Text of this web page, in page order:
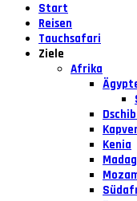
Start
Reisen
Tauchsafari
Ziele
Afrika
Kenia